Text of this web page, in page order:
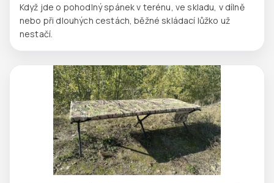
Když jde o pohodlný spánek v terénu, ve skladu, v dílně
nebo při dlouhých cestách, běžné skládací lůžko už
nestačí.